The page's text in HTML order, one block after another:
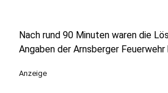
Nach rund 90 Minuten waren die
Angaben der Arnsberger
Anzeige